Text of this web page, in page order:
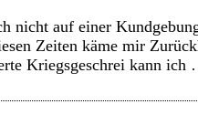
nicht auf einer
Zeiten käme mir
Kriegsgeschrei kann ich